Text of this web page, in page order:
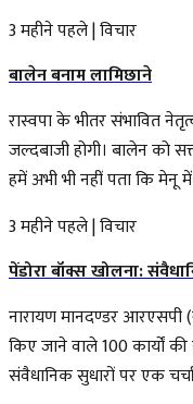
3 महीने पहले|विचार
बालेन बनाम लामिछाने
रास्वपा के भीतर संभावित
जल्दबाजी होगी। बालेन को
हमें अभी भी नहीं पता कि मेनू
3 महीने पहले|विचार
पेंडोरा बॉक्स खोलना:
नारायण मानदण्डर आरएसपी
किए जाने वाले 100 कार्यों
संवैधानिक सुधारों पर एक